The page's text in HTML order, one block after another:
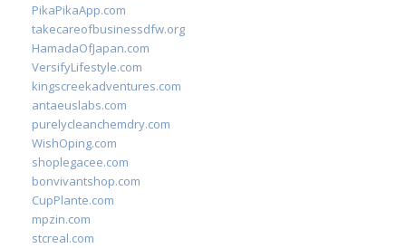
PikaPikaApp.com
takecareofbusinessdfw.org
HamadaOfJapan.com
VersifyLifestyle.com
kingscreekadventures.com
antaeuslabs.com
purelycleanchemdry.com
WishOping.com
shoplegacee.com
bonvivantshop.com
CupPlante.com
mpzin.com
stcreal.com